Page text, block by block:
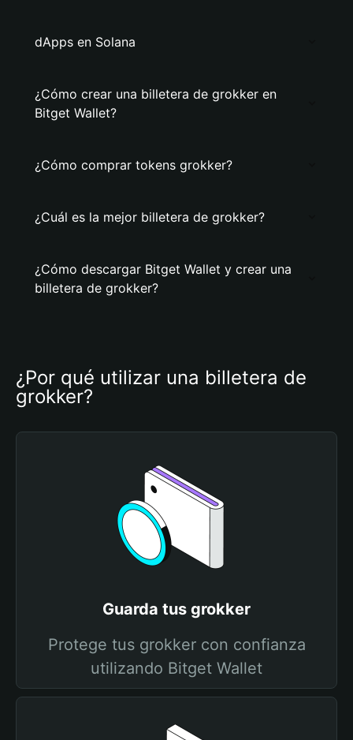
dApps en Solana
¿Cómo crear una billetera de grokker en
Bitget Wallet?
¿Cómo comprar tokens grokker?
¿Cuál es la mejor billetera de grokker?
¿Cómo descargar Bitget Wallet y crear una
billetera de grokker?
¿Por qué utilizar una billetera de
grokker?
Guarda tus grokker
Protege tus grokker con confianza
utilizando Bitget Wallet